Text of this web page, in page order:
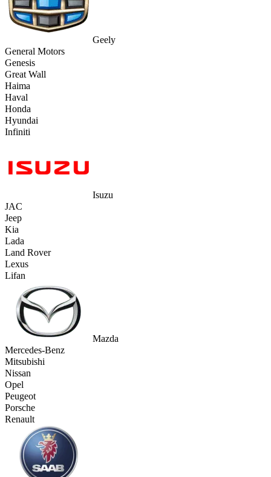
Geely
General Motors
Genesis
Great Wall
Haima
Haval
Honda
Hyundai
Infiniti
Isuzu
JAC
Jeep
Kia
Lada
Land Rover
Lexus
Lifan
Mazda
Mercedes-Benz
Mitsubishi
Nissan
Opel
Peugeot
Porsche
Renault